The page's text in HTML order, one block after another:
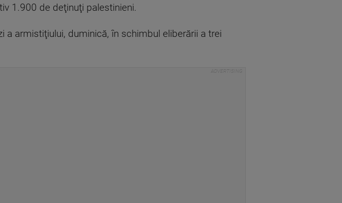
1.900 de deţinuţi palestinieni.
armistiţiului, duminică, în schimbul eliberării a trei